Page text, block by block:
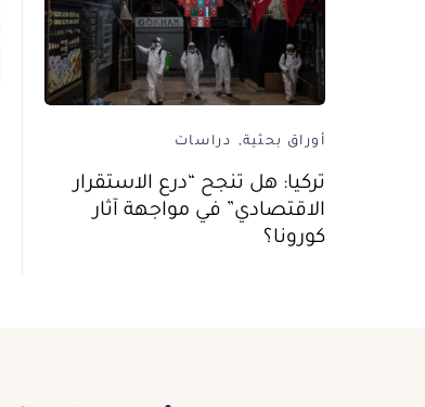
أوراق بحثية دراسات
تركيا: هل تنجح “درع الاستقرار
الاقتصادي” في مواجهة آثار
كورونا؟